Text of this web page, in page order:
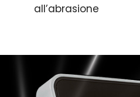
all’abrasione